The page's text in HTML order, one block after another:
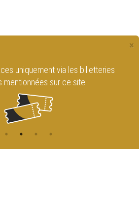
×
uniquement via les billetteries
mentionnées sur ce site.